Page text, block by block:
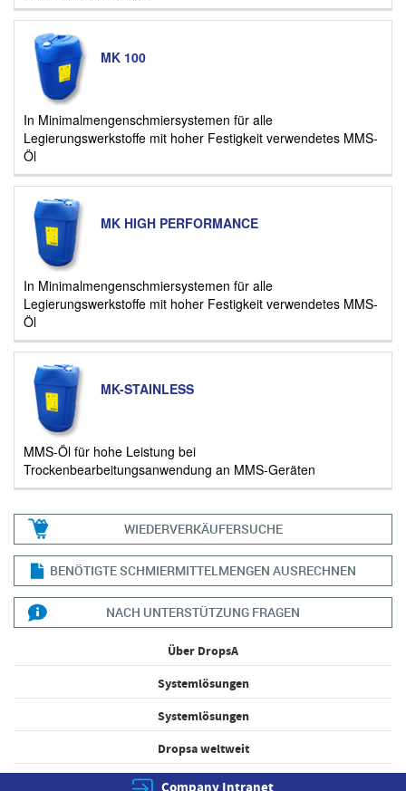
MK 100
In Minimalmengenschmiersystemen für alle
Legierungswerkstoffe mit hoher Festigkeit verwendetes MMS-
Öl
MK HIGH PERFORMANCE
In Minimalmengenschmiersystemen für alle
Legierungswerkstoffe mit hoher Festigkeit verwendetes MMS-
Öl
MK-STAINLESS
MMS-Öl für hohe Leistung bei
Trockenbearbeitungsanwendung an MMS-Geräten
WIEDERVERKÄUFERSUCHE
BENÖTIGTE SCHMIERMITTELMENGEN AUSRECHNEN
NACH UNTERSTÜTZUNG FRAGEN
Über DropsA
Systemlösungen
Systemlösungen
Dropsa weltweit